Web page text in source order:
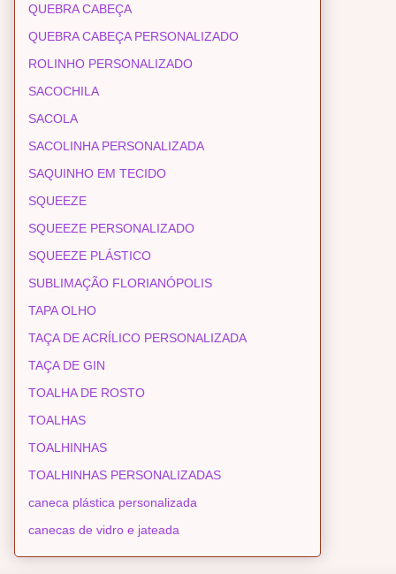
QUEBRA CABEÇA
QUEBRA CABEÇA PERSONALIZADO
ROLINHO PERSONALIZADO
SACOCHILA
SACOLA
SACOLINHA PERSONALIZADA
SAQUINHO EM TECIDO
SQUEEZE
SQUEEZE PERSONALIZADO
SQUEEZE PLÁSTICO
SUBLIMAÇÃO FLORIANÓPOLIS
TAPA OLHO
TAÇA DE ACRÍLICO PERSONALIZADA
TAÇA DE GIN
TOALHA DE ROSTO
TOALHAS
TOALHINHAS
TOALHINHAS PERSONALIZADAS
caneca plástica personalizada
canecas de vidro e jateada